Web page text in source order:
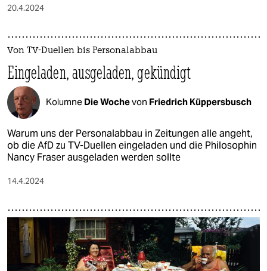
20.4.2024
Von TV-Duellen bis Personalabbau
Eingeladen, ausgeladen, gekündigt
Kolumne Die Wochevon Friedrich Küppersbusch
Warum uns der Personalabbau in Zeitungen alle angeht,
ob die AfD zu TV-Duellen eingeladen und die Philosophin
Nancy Fraser ausgeladen werden sollte
14.4.2024